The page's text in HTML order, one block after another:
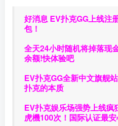
好消息 EV扑克GG上线注
包！
全天24小时随机将掉落现
余额!快体验吧
EV扑克GG全新中文旗舰站
扑克的本质
EV扑克娱乐场强势上线疯
虎機100次！国际认证最安